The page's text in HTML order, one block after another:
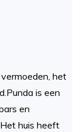
het
is een
en
huis heeft